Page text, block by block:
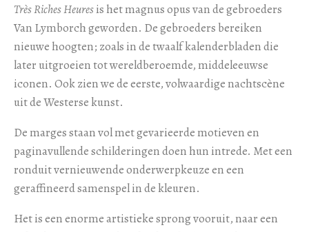
Très Riches Heuresis het magnus opus van de gebroeders
Van Lymborch geworden. De gebroeders bereiken
nieuwe hoogten; zoals in de twaalf kalenderbladen die
later uitgroeien tot wereldberoemde, middeleeuwse
iconen. Ook zien we de eerste, volwaardige nachtscène
uit de Westerse kunst.
De marges staan vol met gevarieerde motieven en
paginavullende schilderingen doen hun intrede. Met een
ronduit vernieuwende onderwerpkeuze en een
geraffineerd samenspel in de kleuren.
Het is een enorme artistieke sprong vooruit, naar een